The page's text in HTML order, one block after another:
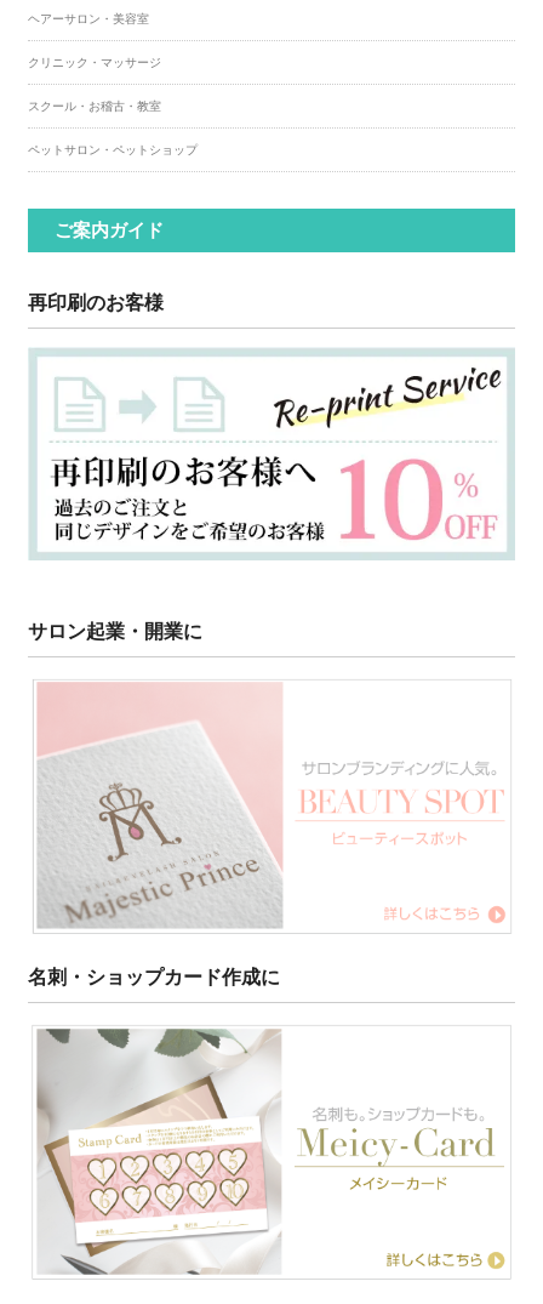
ヘアーサロン・美容室
クリニック・マッサージ
スクール・お稽古・教室
ペットサロン・ペットショップ
ご案内ガイド
再印刷のお客様
サロン起業・開業に
名刺・ショップカード作成に